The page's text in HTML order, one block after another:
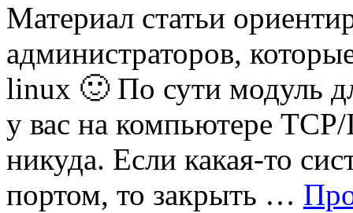
Материал статьи
администраторов,
linux 🙂 По сути модуль
у вас на компьютере
никуда. Если какая-то
портом, то закрыть …